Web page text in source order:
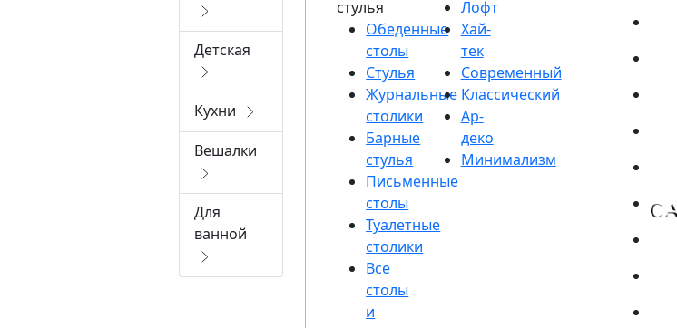
Детская
Кухни
Вешалки
Для
ванной
Обеденные
столы
Стулья
Журнальные
столики
Барные
стулья
Письменные
столы
Туалетные
столики